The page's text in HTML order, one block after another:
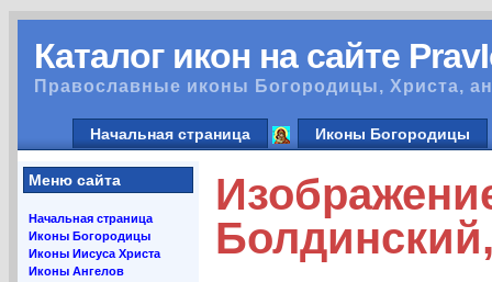
Каталог икон на сайте
Православные иконы Богородицы, Христа,
Начальная страница Иконы Богородицы
Меню сайта
Начальная страница
Иконы Богородицы
Иконы Иисуса Христа
Иконы Ангелов